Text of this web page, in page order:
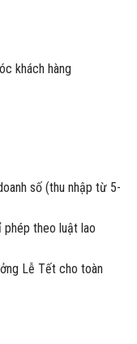
khách hàng
số (thu nhập từ 5-
phép theo luật lao
Lễ Tết cho toàn